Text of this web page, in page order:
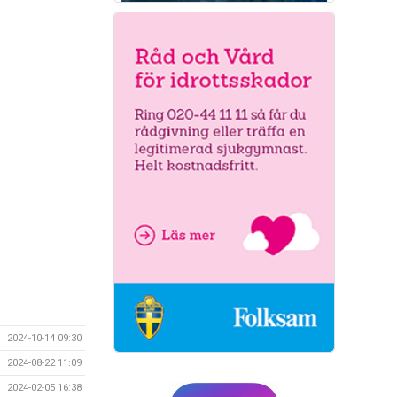
2024-10-14 09:30
2024-08-22 11:09
2024-02-05 16:38